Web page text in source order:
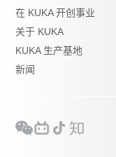
在 KUKA 开创事业
关于 KUKA
KUKA 生产基地
新闻